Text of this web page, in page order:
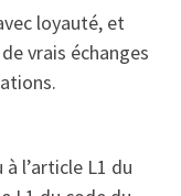
loyauté, et
vrais échanges
l’article L1 du